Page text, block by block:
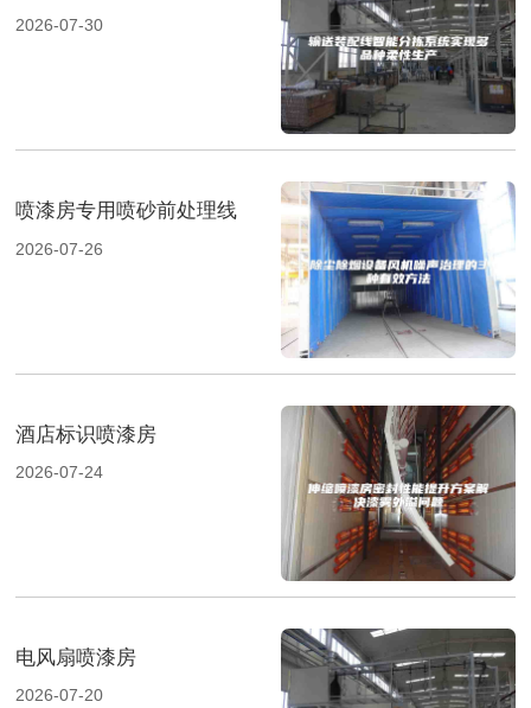
2026-07-30
喷漆房专用喷砂前处理线
2026-07-26
酒店标识喷漆房
2026-07-24
电风扇喷漆房
2026-07-20